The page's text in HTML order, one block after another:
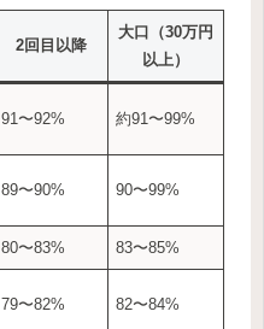
2回目以降
大口（30万円
以上）
91〜92% 約91〜99%
89〜90% 90〜99%
80〜83% 83〜85%
79〜82% 82〜84%